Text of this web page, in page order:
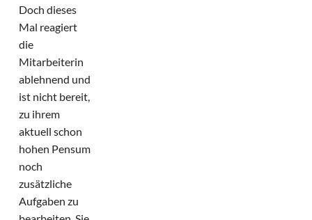
Doch dieses
Mal reagiert
die
Mitarbeiterin
ablehnend und
ist nicht bereit,
zu ihrem
aktuell schon
hohen Pensum
noch
zusätzliche
Aufgaben zu